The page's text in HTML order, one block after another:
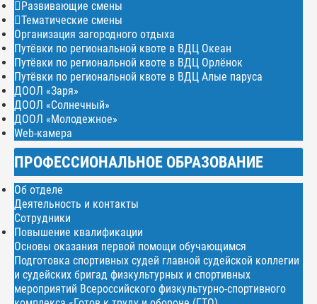
Развивающие смены
Тематические смены
Организация загородного отдыха
Путёвки по региональной квоте в ВДЦ Океан
Путёвки по региональной квоте в ВДЦ Орлёнок
Путёвки по региональной квоте в ВДЦ Алые паруса
ДООЛ «Заря»
ДООЛ «Солнечный»
ДООЛ «Молодежное»
Web-камера
ПРОФЕССИОНАЛЬНОЕ ОБРАЗОВАНИЕ
Об отделе
Деятельность и контакты
Сотрудники
Повышение квалификации
Основы оказания первой помощи обучающимся
Подготовка спортивных судей главной судейской коллегии
и судейских бригад физкультурных и спортивных
мероприятий Всероссийского физкультурно-спортивного